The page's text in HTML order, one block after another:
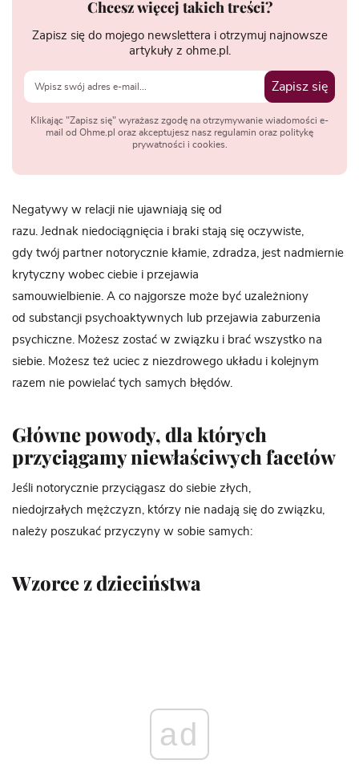
Chcesz więcej takich treści?
Zapisz się do mojego newslettera i otrzymuj najnowsze
artykuły z ohme.pl.
Zapisz się
Klikając "Zapisz się" wyrażasz zgodę na otrzymywanie wiadomości e-
mail od Ohme.pl oraz akceptujesz nasz regulamin oraz politykę
prywatności i cookies.
Negatywy w relacji nie ujawniają się od
razu. Jednak niedociągnięcia i braki stają się oczywiste,
gdy twój partner notorycznie kłamie, zdradza, jest nadmiernie
krytyczny wobec ciebie i przejawia
samouwielbienie. A co najgorsze może być uzależniony
od substancji psychoaktywnych lub przejawia zaburzenia
psychiczne. Możesz zostać w związku i brać wszystko na
siebie. Możesz też uciec z niezdrowego układu i kolejnym
razem nie powielać tych samych błędów.
Główne powody, dla których
przyciągamy niewłaściwych facetów
Jeśli notorycznie przyciągasz do siebie złych,
niedojrzałych mężczyzn, którzy nie nadają się do związku,
należy poszukać przyczyny w sobie samych:
Wzorce z dzieciństwa
ad